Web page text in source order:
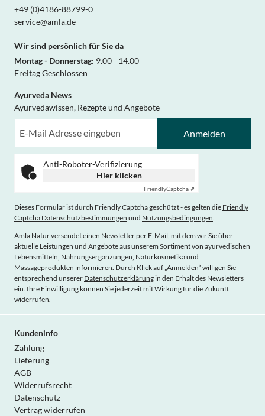
+49 (0)4186-88799-0
service@amla.de
Wir sind persönlich für Sie da
Montag - Donnerstag: 9.00 - 14.00
Freitag Geschlossen
Ayurveda News
Ayurvedawissen, Rezepte und Angebote
Anmelden
Anti-Roboter-Verifizierung
Hier klicken
FriendlyCaptcha ⇗
Dieses Formular ist durch Friendly Captcha geschützt - es gelten die Friendly
Captcha Datenschutzbestimmungen und Nutzungsbedingungen
Amla Natur versendet einen Newsletter per E-Mail, mit dem wir Sie über
aktuelle Leistungen und Angebote aus unserem Sortiment von ayurvedischen
Lebensmitteln, Nahrungsergänzungen, Naturkosmetika und
Massageprodukten informieren. Durch Klick auf „Anmelden“ willigen Sie
entsprechend unserer Datenschutzerklärung in den Erhalt des Newsletters
ein. Ihre Einwilligung können Sie jederzeit mit Wirkung für die Zukunft
widerrufen.
Kundeninfo
Zahlung
Lieferung
AGB
Widerrufsrecht
Datenschutz
Vertrag widerrufen